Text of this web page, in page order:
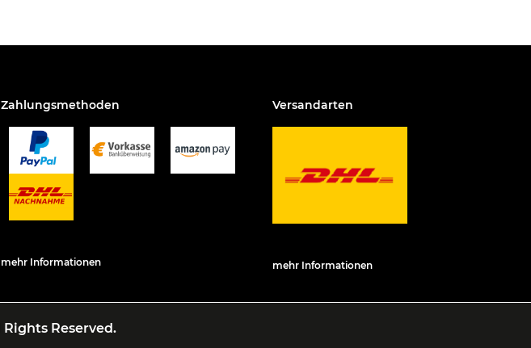
Zahlungsmethoden
mehr Informationen
Versandarten
mehr Informationen